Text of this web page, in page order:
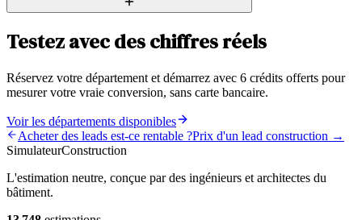
Testez avec des chiffres réels
Réservez votre département et démarrez avec 6 crédits offerts pour
mesurer votre vraie conversion, sans carte bancaire.
Voir les départements disponibles
Acheter des leads est-ce rentable ?Prix d'un lead construction →
SimulateurConstruction
L'estimation neutre, conçue par des ingénieurs et architectes du
bâtiment.